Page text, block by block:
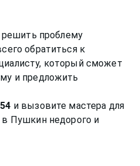
решить проблему
обратиться к
который сможет
и предложить
и вызовите мастера для
Пушкин недорого и